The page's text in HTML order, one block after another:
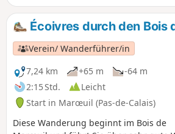
Écoivres durch den Bois
Verein/ Wanderführer/in
7,24 km
+65 m
-64 m
2:15 Std.
Leicht
Start in Marœuil (Pas-de-Calais)
Diese Wanderung beginnt im Bois de